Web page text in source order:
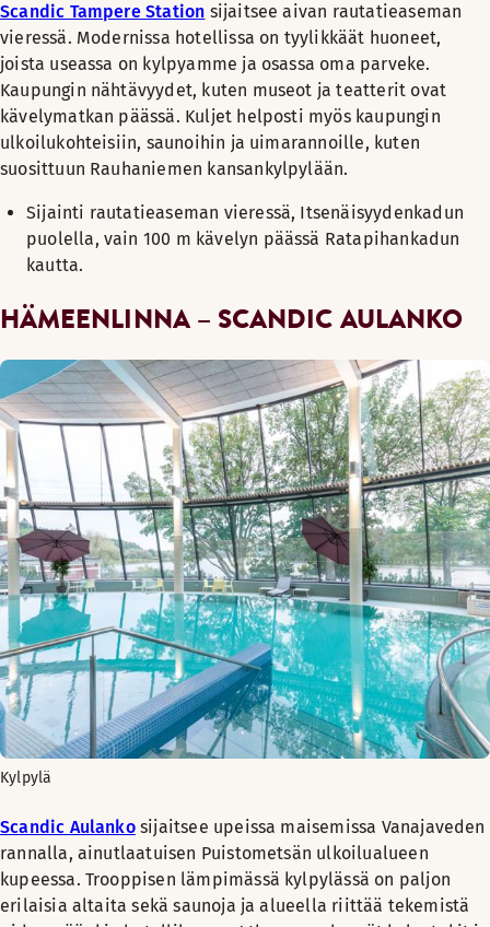
Scandic Tampere Station sijaitsee aivan rautatieaseman
vieressä. Modernissa hotellissa on tyylikkäät huoneet,
joista useassa on kylpyamme ja osassa oma parveke.
Kaupungin nähtävyydet, kuten museot ja teatterit ovat
kävelymatkan päässä. Kuljet helposti myös kaupungin
ulkoilukohteisiin, saunoihin ja uimarannoille, kuten
suosittuun Rauhaniemen kansankylpylään.
Sijainti rautatieaseman vieressä, Itsenäisyydenkadun
puolella, vain 100 m kävelyn päässä Ratapihankadun
kautta.
HÄMEENLINNA – SCANDIC AULANKO
Kylpylä
Scandic Aulankosijaitsee upeissa maisemissa Vanajaveden
rannalla, ainutlaatuisen Puistometsän ulkoilualueen
kupeessa. Trooppisen lämpimässä kylpylässä on paljon
erilaisia altaita sekä saunoja ja alueella riittää tekemistä